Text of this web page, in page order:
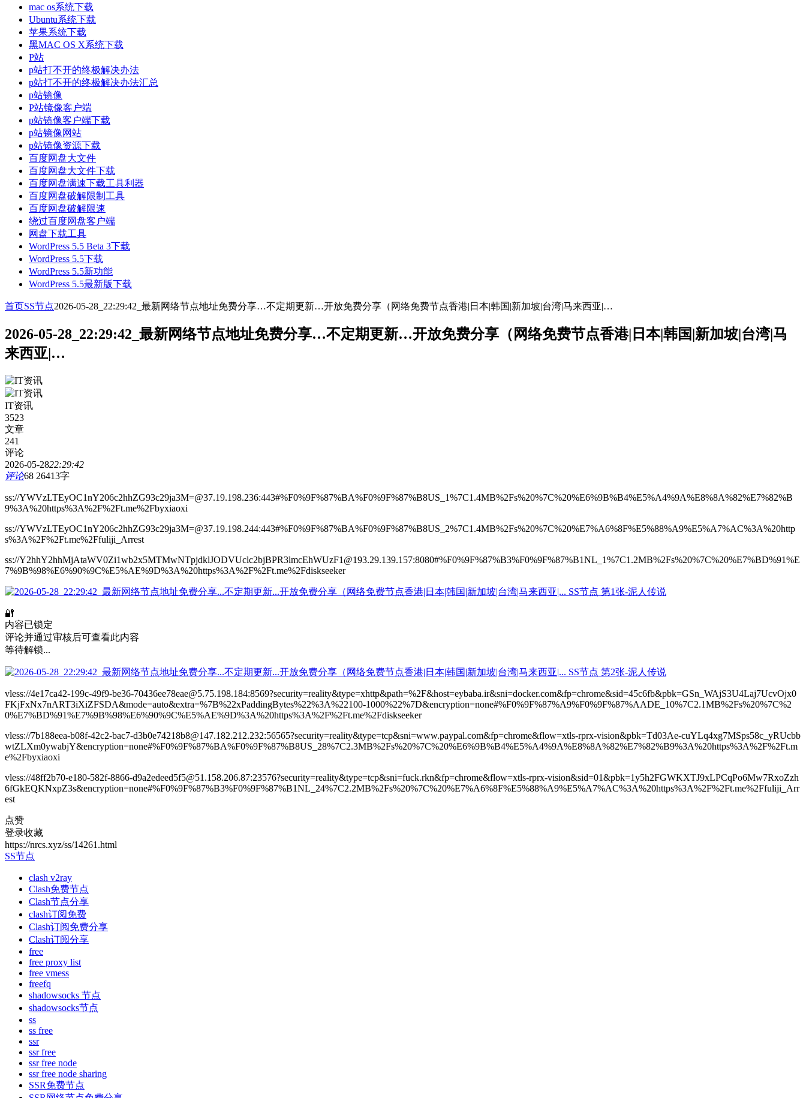
mac os系统下载
Ubuntu系统下载
苹果系统下载
黑MAC OS X系统下载
P站
p站打不开的终极解决办法
p站打不开的终极解决办法汇总
p站镜像
P站镜像客户端
p站镜像客户端下载
p站镜像网站
p站镜像资源下载
百度网盘大文件
百度网盘大文件下载
百度网盘满速下载工具利器
百度网盘破解限制工具
百度网盘破解限速
绕过百度网盘客户端
网盘下载工具
WordPress 5.5 Beta 3下载
WordPress 5.5下载
WordPress 5.5新功能
WordPress 5.5最新版下载
首页SS节点2026-05-28_22:29:42_最新网络节点地址免费分享…不定期更新…开放免费分享（网络免费节点香港|日本|韩国|新加坡|台湾|马来西亚|…
2026-05-28_22:29:42_最新网络节点地址免费分享…不定期更新…开放免费分享（网络免费节点香港|日本|韩国|新加坡|台湾|马
来西亚|…
IT资讯
3523
文章
241
评论
2026-05-2822:29:42
评论68 26413字
ss://YWVzLTEyOC1nY206c2hhZG93c29ja3M=@37.19.198.236:443#%F0%9F%87%BA%F0%9F%87%B8US_1%7C1.4MB%2Fs%20%7C%20%E6%9B%B4%E5%A4%9A%E8%8A%82%E7%82%B
9%3A%20https%3A%2F%2Ft.me%2Fbyxiaoxi
ss://YWVzLTEyOC1nY206c2hhZG93c29ja3M=@37.19.198.244:443#%F0%9F%87%BA%F0%9F%87%B8US_2%7C1.4MB%2Fs%20%7C%20%E7%A6%8F%E5%88%A9%E5%A7%AC%3A%20http
s%3A%2F%2Ft.me%2Ffuliji_Arrest
ss://Y2hhY2hhMjAtaWV0Zi1wb2x5MTMwNTpjdklJODVUclc2bjBPR3lmcEhWUzF1@193.29.139.157:8080#%F0%9F%87%B3%F0%9F%87%B1NL_1%7C1.2MB%2Fs%20%7C%20%E7%BD%91%E
7%9B%98%E6%90%9C%E5%AE%9D%3A%20https%3A%2F%2Ft.me%2Fdiskseeker
🔐
内容已锁定
评论并通过审核后可查看此内容
等待解锁...
vless://4e17ca42-199c-49f9-be36-70436ee78eae@5.75.198.184:8569?security=reality&type=xhttp&path=%2F&host=eybaba.ir&sni=docker.com&fp=chrome&sid=45c6fb&pbk=GSn_WAjS3U4Laj7UcvOjx0
FKjFxNx7nART3iXiZFSDA&mode=auto&extra=%7B%22xPaddingBytes%22%3A%22100-1000%22%7D&encryption=none#%F0%9F%87%A9%F0%9F%87%AADE_10%7C2.1MB%2Fs%20%7C%2
0%E7%BD%91%E7%9B%98%E6%90%9C%E5%AE%9D%3A%20https%3A%2F%2Ft.me%2Fdiskseeker
vless://7b188eea-b08f-42c2-bac7-d3b0e74218b8@147.182.212.232:56565?security=reality&type=tcp&sni=www.paypal.com&fp=chrome&flow=xtls-rprx-vision&pbk=Td03Ae-cuYLq4xg7MSps58c_yRUcbb
wtZLXm0ywabjY&encryption=none#%F0%9F%87%BA%F0%9F%87%B8US_28%7C2.3MB%2Fs%20%7C%20%E6%9B%B4%E5%A4%9A%E8%8A%82%E7%82%B9%3A%20https%3A%2F%2Ft.m
e%2Fbyxiaoxi
vless://48ff2b70-e180-582f-8866-d9a2edeed5f5@51.158.206.87:23576?security=reality&type=tcp&sni=fuck.rkn&fp=chrome&flow=xtls-rprx-vision&sid=01&pbk=1y5h2FGWKXTJ9xLPCqPo6Mw7RxoZzh
6fGkEQKNxpZ3s&encryption=none#%F0%9F%87%B3%F0%9F%87%B1NL_24%7C2.2MB%2Fs%20%7C%20%E7%A6%8F%E5%88%A9%E5%A7%AC%3A%20https%3A%2F%2Ft.me%2Ffuliji_Arr
est
点赞
登录收藏
https://nrcs.xyz/ss/14261.html
SS节点
clash v2ray
Clash免费节点
Clash节点分享
clash订阅免费
Clash订阅免费分享
Clash订阅分享
free
free proxy list
free vmess
freefq
shadowsocks 节点
shadowsocks节点
ss
ss free
ssr
ssr free
ssr free node
ssr free node sharing
SSR免费节点